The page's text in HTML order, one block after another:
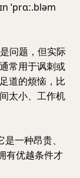
ˈprɑː.bləm
问题，但实际
常用于讽刺或
道的烦恼，比
太小、工作机
一种昂贵、
有优越条件才